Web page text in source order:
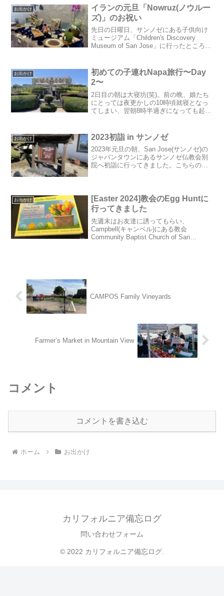
ランシスコの...
お出かけ
イランの元旦「Nowruz(ノウルー
ズ)」のお祝い
先日の日曜日、サンノゼにある子供向け
ミュージアム「Children's Discovery
Museum of San Jose」に行ったところ、
ついて...
お出かけ
初めての子連れNapa旅行〜Day
2〜
2日目の朝は大寝坊(笑)。前の晩、娘たち
にとっては夜更かしの10時頃就寝となっ
てしまい、翌朝8時半過ぎになっても起き
ェックアウト。10時から予約をしていた
Silen...
お出かけ 2023初詣 in サンノゼ
2023年元旦の朝、San Jose(サンノゼ)の
ジャパンタウンにあるサンノゼ仏教会別
院へ初詣に行ってきました。こちらのお
お出かけ
[Easter 2024]教会のEgg Huntに
行ってきました
先週末はお友達に誘ってもらい、
Campbell(キャンベル)にある教会
Community Baptist Church of San
CAMPOS Family Vineyards
Farmer’s Market in Mountain View
コメント
コメントを書き込む
ホーム お出かけ
カリフォルニア備忘ログ
問い合わせフォーム
© 2022 カリフォルニア備忘ログ.